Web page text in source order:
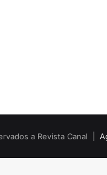
a Revista Canal |